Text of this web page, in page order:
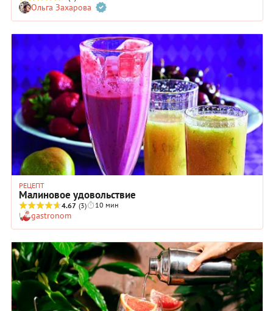
обычная вода, но удивляет особой свежестью и легкой
солоноватостью вкуса.
Ольга Захарова
РЕЦЕПТ
Малиновое удовольствие
4.67 (3) 10 мин
gastronom